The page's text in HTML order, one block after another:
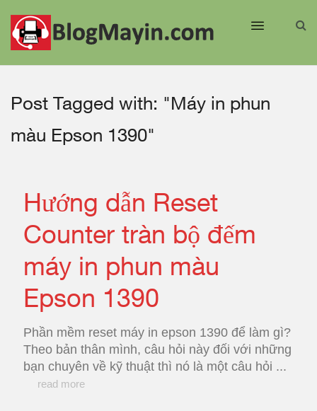
Post Tagged with: "Máy in phun
màu Epson 1390"
Hướng dẫn Reset
Counter tràn bộ đếm
máy in phun màu
Epson 1390
Phần mềm reset máy in epson 1390 để làm gì?
Theo bản thân mình, câu hỏi này đối với những
bạn chuyên về kỹ thuật thì nó là một câu hỏi ...
read more